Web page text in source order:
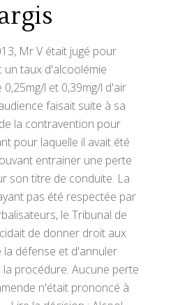
Mr V était jugé pour
un taux d'alcoolémie
l et 0,39mg/l d'air
faisait suite à sa
la contravention pour
pour laquelle il avait été
entrainer une perte
son titre de conduite. La
pas été respectée par
le Tribunal de
de donner droit aux
la défense et d'annuler
la procédure. Aucune perte
n'était prononcé à